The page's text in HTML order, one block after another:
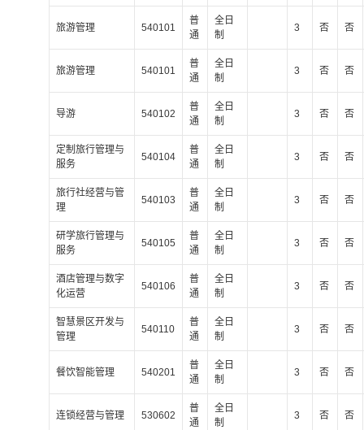
旅游管理 540101
普
通
全日
制
3 否 否
旅游管理 540101
普
通
全日
制
3 否 否
导游 540102
普
通
全日
制
3 否 否
定制旅行管理与
服务
540104
普
通
全日
制
3 否 否
旅行社经营与管
理
540103
普
通
全日
制
3 否 否
研学旅行管理与
服务
540105
普
通
全日
制
3 否 否
酒店管理与数字
化运营
540106
普
通
全日
制
3 否 否
智慧景区开发与
管理
540110
普
通
全日
制
3 否 否
餐饮智能管理 540201
普
通
全日
制
3 否 否
连锁经营与管理 530602
普
通
全日
制
3 否 否